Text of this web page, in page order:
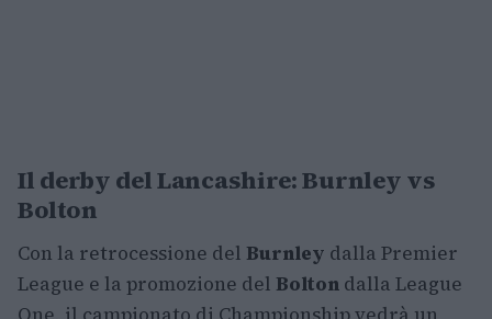
Il derby del Lancashire: Burnley vs
Bolton
Con la retrocessione del Burnley dalla Premier
League e la promozione del Bolton dalla League